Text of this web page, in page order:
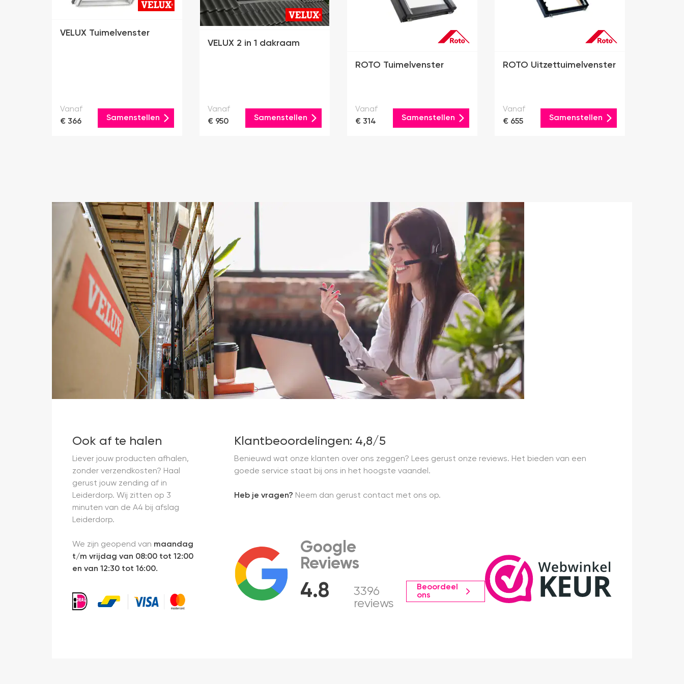
VELUX Tuimelvenster
Vanaf
€ 366
Samenstellen
VELUX 2 in 1 dakraam
Vanaf
€ 950
Samenstellen
ROTO Tuimelvenster
Vanaf
€ 314
Samenstellen
ROTO Uitzettuimelvenster
Vanaf
€ 655
Samenstellen
Ook af te halen
Liever jouw producten afhalen,
zonder verzendkosten? Haal
gerust jouw zending af in
Leiderdorp. Wij zitten op 3
minuten van de A4 bij afslag
Leiderdorp.
We zijn geopend van maandag
t/m vrijdag van 08:00 tot 12:00
en van 12:30 tot 16:00.
Klantbeoordelingen: 4,8/5
Benieuwd wat onze klanten over ons zeggen? Lees gerust onze reviews. Het bieden van een
goede service staat bij ons in het hoogste vaandel.
Heb je vragen? Neem dan gerust contact met ons op.
4.8
Google
Reviews
3396
reviews
Beoordeel
ons